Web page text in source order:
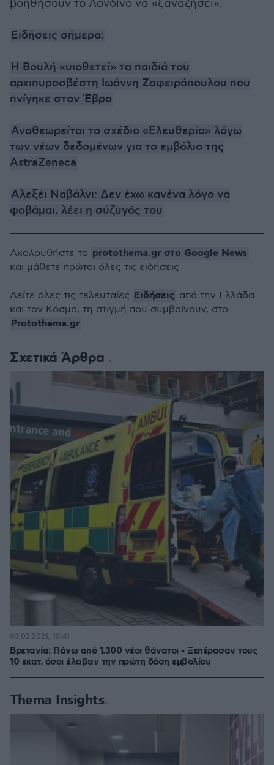
βοηθήσουν το Λονδίνο να «ξαναζήσει».
Ειδήσεις σήμερα:
Η Βουλή «υιοθετεί» τα παιδιά του
αρχιπυροσβέστη Ιωάννη Ζαφειρόπουλου που
πνίγηκε στον Έβρο
Αναθεωρείται το σχέδιο «Ελευθερία» λόγω
των νέων δεδομένων για το εμβόλιο της
AstraZeneca
Αλεξέι Ναβάλνι: Δεν έχω κανένα λόγο να
φοβάμαι, λέει η σύζυγός του
Σχετικά Άρθρα
Βρετανία: Πάνω από 1.300 νέοι θάνατοι - Ξεπέρασαν τους
10 εκατ. όσοι έλαβαν την πρώτη δόση εμβολίου
03.02.2021, 18:41
Thema Insights
Ακολουθήστε το protothema.gr στο Google News
και μάθετε πρώτοι όλες τις ειδήσεις
Δείτε όλες τις τελευταίες Ειδήσεις από την Ελλάδα
και τον Κόσμο, τη στιγμή που συμβαίνουν, στο
Protothema.gr